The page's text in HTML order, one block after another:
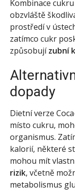
Kombinace
obzvláště
prostředí v
zatímco cukr
způsobujízubní
dopady
Dietní verze
místo cukru,
organismus.
kalorií, některé
mohou mít
rizik, včetně
metabolismus